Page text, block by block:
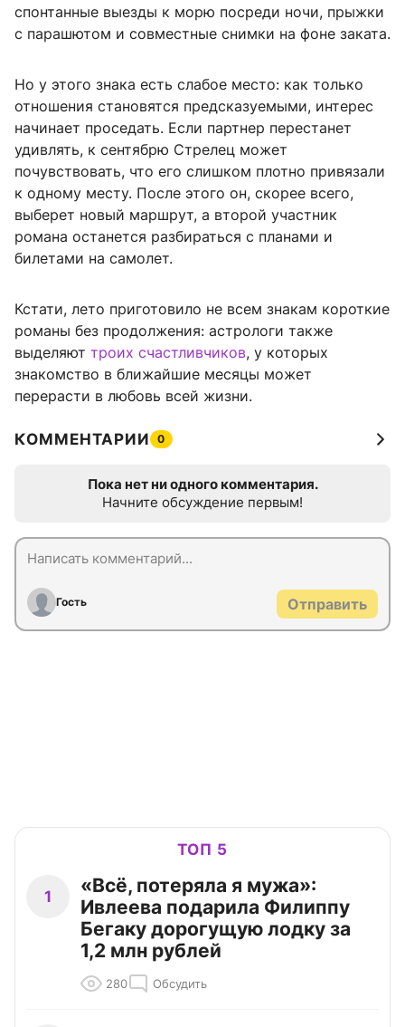
спонтанные выезды к морю посреди ночи, прыжки
с парашютом и совместные снимки на фоне заката.
Но у этого знака есть слабое место: как только
отношения становятся предсказуемыми, интерес
начинает проседать. Если партнер перестанет
удивлять, к сентябрю Стрелец может
почувствовать, что его слишком плотно привязали
к одному месту. После этого он, скорее всего,
выберет новый маршрут, а второй участник
романа останется разбираться с планами и
билетами на самолет.
Кстати, лето приготовило не всем знакам короткие
романы без продолжения: астрологи также
выделяют троих счастливчиков, у которых
знакомство в ближайшие месяцы может
перерасти в любовь всей жизни.
КОММЕНТАРИИ 0
Пока нет ни одного комментария.
Начните обсуждение первым!
Гость Отправить
ТОП 5
1
«Всё, потеряла я мужа»:
Ивлеева подарила Филиппу
Бегаку дорогущую лодку за
1,2 млн рублей
280 Обсудить